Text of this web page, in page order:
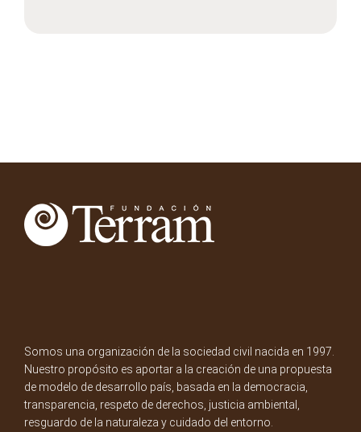
Somos una organización de la sociedad civil nacida en 1997.
Nuestro propósito es aportar a la creación de una propuesta
de modelo de desarrollo país, basada en la democracia,
transparencia, respeto de derechos, justicia ambiental,
resguardo de la naturaleza y cuidado del entorno.